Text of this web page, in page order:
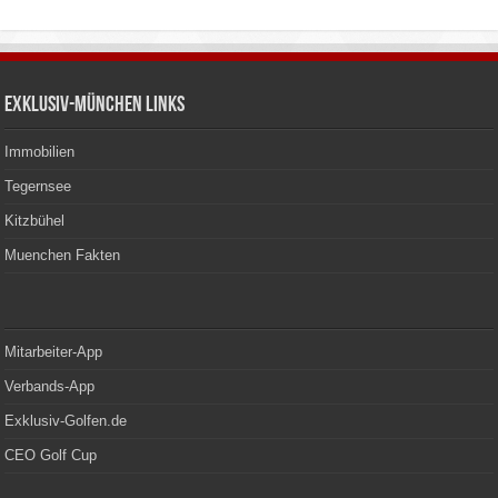
Exklusiv-München Links
Immobilien
Tegernsee
Kitzbühel
Muenchen Fakten
Mitarbeiter-App
Verbands-App
Exklusiv-Golfen.de
CEO Golf Cup